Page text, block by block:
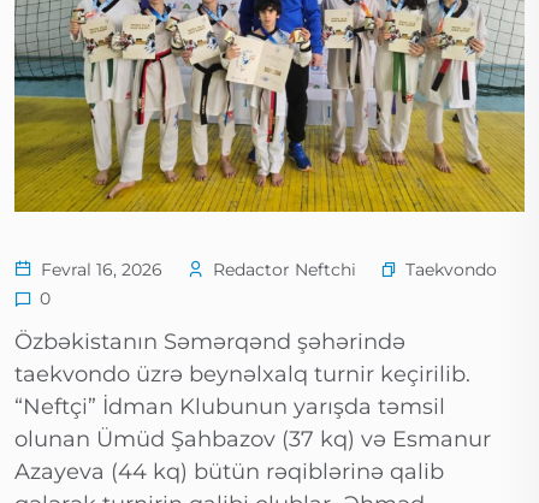
Fevral 16, 2026 Redactor Neftchi
Taekvondo
0
Özbəkistanın Səmərqənd şəhərində
taekvondo üzrə beynəlxalq turnir keçirilib.
“Neftçi” İdman Klubunun yarışda təmsil
olunan Ümüd Şahbazov (37 kq) və Esmanur
Azayeva (44 kq) bütün rəqiblərinə qalib